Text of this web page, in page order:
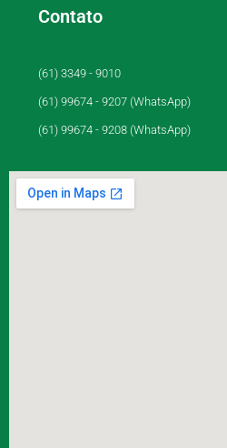
Contato
(61) 3349 - 9010
(61) 99674 - 9207 (WhatsApp)
(61) 99674 - 9208 (WhatsApp)